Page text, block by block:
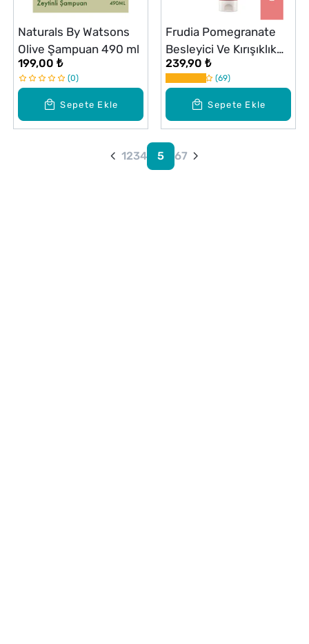
Sepete Ekle
Naturals By Watsons
Olive Şampuan 490 ml
199,00 ₺
0
Sepete Ekle
Frudia Pomegranate
Besleyici Ve Kırışıklık
Karşıtı Jel Temizleyici
145 ml
239,90 ₺
69
1234 5 67